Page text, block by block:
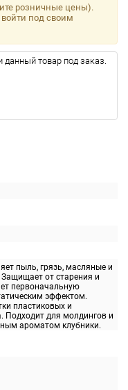
пыль, грязь, масляные и
от старения и
первоначальную
эффектом.
пластиковых и
Подходит для молдингов и
ароматом клубники.
розничные цены).
под своим
товар под заказ.